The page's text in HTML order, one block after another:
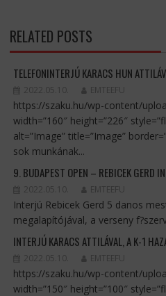
RELATED POSTS
TELEFONINTERJÚ KARACS HUN
2022.05.10. EMTEEFU
https://szaku.hu/wp-content/
width=”160″ height=”226″
alt=”Image” title=”Image”
sok munkának...
9. BUDAPEST OPEN – REBICEK GERD
2022.05.10. EMTEEFU
Interjú Rebicek Gerd 5 danos
megalapítójával, a verseny
INTERJÚ KARACS ATTILÁVAL, A K-1
2022.05.10. EMTEEFU
https://szaku.hu/wp-content/
width=”150″ height=”100″